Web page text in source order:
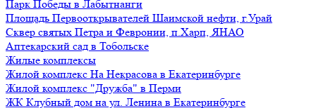
Парк Победы в Лабытнанги
Площадь Первооткрывателей Шаимской нефти, г.Урай
Сквер святых Петра и Февронии, п.Харп, ЯНАО
Аптекарский сад в Тобольске
Жилые комплексы
Жилой комплекс На Некрасова в Екатеринбурге
Жилой комплекс "Дружба" в Перми
ЖК Клубный дом на ул. Ленина в Екатеринбурге